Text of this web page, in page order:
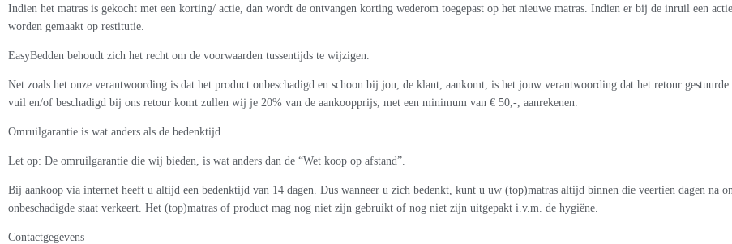
Indien het matras is gekocht met een korting/ actie, dan wordt de ontvangen korting wederom toegepast op het nieuwe matras. Indien er bij de inruil een
worden gemaakt op restitutie.
EasyBedden behoudt zich het recht om de voorwaarden tussentijds te wijzigen.
Net zoals het onze verantwoording is dat het product onbeschadigd en schoon bij jou, de klant, aankomt, is het jouw verantwoording dat het retour
vuil en/of beschadigd bij ons retour komt zullen wij je 20% van de aankoopprijs, met een minimum van € 50,-, aanrekenen.
Omruilgarantie is wat anders als de bedenktijd
Let op: De omruilgarantie die wij bieden, is wat anders dan de “Wet koop op afstand”.
Bij aankoop via internet heeft u altijd een bedenktijd van 14 dagen. Dus wanneer u zich bedenkt, kunt u uw (top)matras altijd binnen die veertien dagen na
onbeschadigde staat verkeert. Het (top)matras of product mag nog niet zijn gebruikt of nog niet zijn uitgepakt i.v.m. de hygiëne.
Contactgegevens